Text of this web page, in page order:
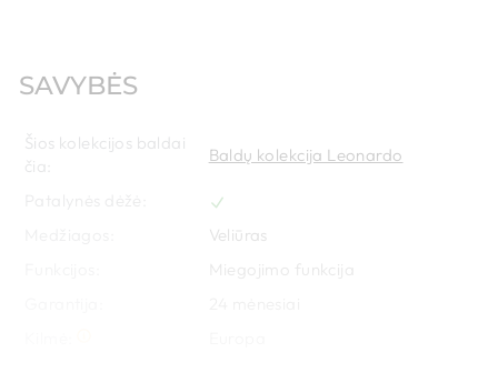
SAVYBĖS
Šios kolekcijos baldai
čia:
Baldų kolekcija Leonardo
Veliūras
Miegojimo funkcija